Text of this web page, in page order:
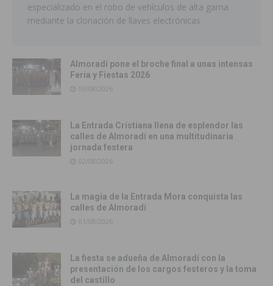
especializado en el robo de vehículos de alta gama
mediante la clonación de llaves electrónicas
Almoradí pone el broche final a unas intensas
Feria y Fiestas 2026
03/08/2026
La Entrada Cristiana llena de esplendor las
calles de Almoradí en una multitudinaria
jornada festera
02/08/2026
La magia de la Entrada Mora conquista las
calles de Almoradí
01/08/2026
La fiesta se adueña de Almoradí con la
presentación de los cargos festeros y la toma
del castillo